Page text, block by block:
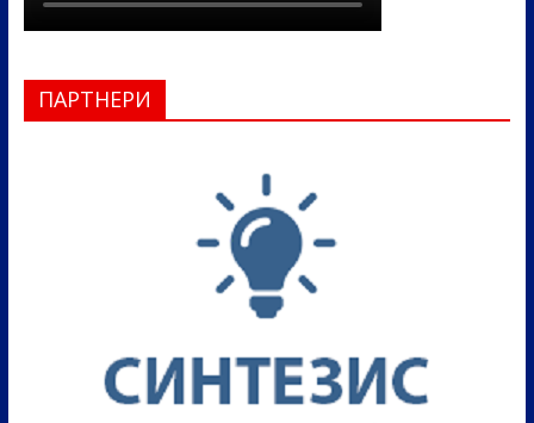
ПАРТНЕРИ